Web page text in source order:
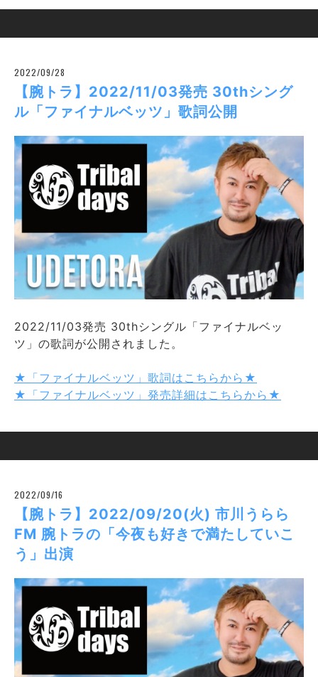
2022/09/28
【腕トラ】2022/11/03発売 30thシング
ル「ファイナルベッツ」歌詞公開
2022/11/03発売 30thシングル「ファイナルベッ
ツ」の歌詞が公開されました。
★「ファイナルベッツ」歌詞はこちらから★
★「ファイナルベッツ」発売詳細はこちらから★
2022/09/16
【腕トラ】2022/09/20(火) 市川うらら
FM 腕トラの「今夜も好きで満たしていこ
う」出演